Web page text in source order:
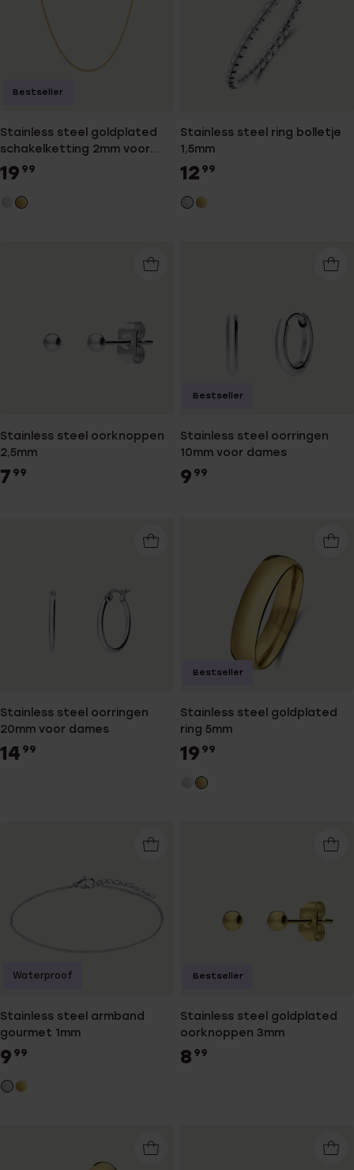
Stainless steel goldplated
schakelketting 2mm voor
dames
19 99
Bestseller
Stainless steel ring bolletje
1,5mm
12 99
Stainless steel oorknoppen
2,5mm
7 99
Stainless steel oorringen
10mm voor dames
9 99
Bestseller
Stainless steel oorringen
20mm voor dames
14 99
Stainless steel goldplated
ring 5mm
19 99
Bestseller
Stainless steel armband
gourmet 1mm
9 99
Waterproof
Stainless steel goldplated
oorknoppen 3mm
8 99
Bestseller